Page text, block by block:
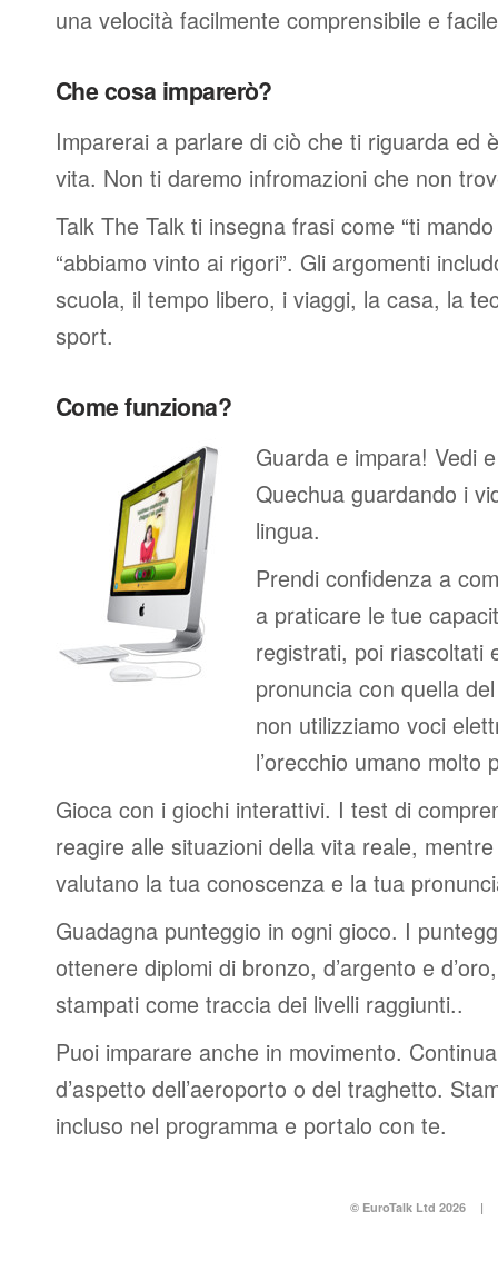
una velocità facilmente comprensibile e
Che cosa imparerò?
Imparerai a parlare di ciò che ti riguarda ed
vita. Non ti daremo infromazioni che non
Talk The Talk ti insegna frasi come “ti
“abbiamo vinto ai rigori”. Gli argomenti
scuola, il tempo libero, i viaggi, la casa, la
sport.
Come funziona?
Guarda e impara! Vedi
Quechua guardando i
lingua.
Prendi confidenza a
a praticare le tue
registrati, poi riascoltati
pronuncia con quella
non utilizziamo voci
l’orecchio umano molto
Gioca con i giochi interattivi. I test di
reagire alle situazioni della vita reale,
valutano la tua conoscenza e la tua
Guadagna punteggio in ogni gioco. I
ottenere diplomi di bronzo, d’argento e
stampati come traccia dei livelli raggiunti..
Puoi imparare anche in movimento.
d’aspetto dell’aeroporto o del traghetto.
incluso nel programma e portalo con te.
© EuroTalk Ltd 2026 |